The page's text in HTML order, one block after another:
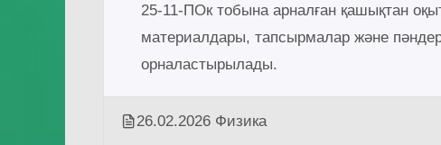
25-11-ПОк тобына арналған қашықтан
материалдары, тапсырмалар және
орналастырылады.
26.02.2026 Физика